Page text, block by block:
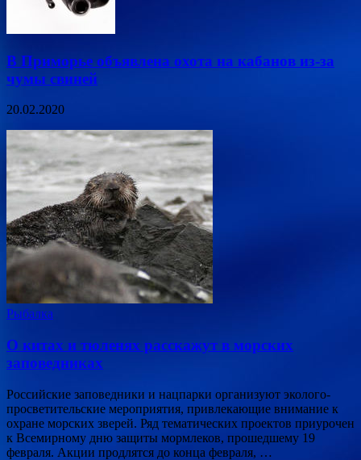
В Приморье объявлена охота на кабанов из-за
чумы свиней
20.02.2020
Рыбалка
О китах и тюленях расскажут в морских
заповедниках
Российские заповедники и нацпарки организуют эколого-
просветительские мероприятия, привлекающие внимание к
охране морских зверей. Ряд тематических проектов приурочен
к Всемирному дню защиты мормлеков, прошедшему 19
февраля. Акции продлятся до конца февраля, …